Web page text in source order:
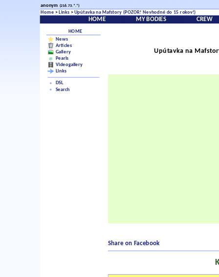
anonym (216.73.*.*)
Home > Links >Upútavka na Mafstory (POZOR! Nevhodné do 15 rokov!)
HOME MY BODIES CREW
HOME
News
Articles
Gallery
Pearls
Videogallery
Links
DSL
Search
Upútavka na
Share on Facebook